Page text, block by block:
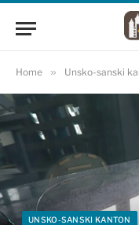
Home » Unsko-sanski
UNSKO-SANSKI KANTON